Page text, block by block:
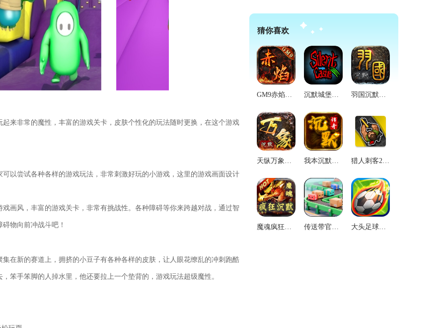
来非常的魔性，丰富的游戏关卡，皮肤个性化的玩法随时更换，在这个游戏
以尝试各种各样的游戏玩法，非常刺激好玩的小游戏，这里的游戏画面设计
画风，丰富的游戏关卡，非常有挑战性。各种障碍等你来跨越对战，通过智
物向前冲战斗吧！
在新的赛道上，拥挤的小豆子有各种各样的皮肤，让人眼花缭乱的冲刺跑酷
笨手笨脚的人掉水里，他还要拉上一个垫背的，游戏玩法超级魔性。
猜你喜欢
GM9赤焰沉默手机免费版 沉默城堡手机版 羽国沉默手机正版
天纵万象沉默游戏无广告版 我本沉默传奇游戏正版 猎人刺客2汉化版
魔魂疯狂沉默安卓直装版 传送带官方版 大头足球汉化版